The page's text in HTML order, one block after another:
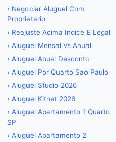
› Negociar Aluguel Com
Proprietario
› Reajuste Acima Indice E Legal
› Aluguel Mensal Vs Anual
› Aluguel Anual Desconto
› Aluguel Por Quarto Sao Paulo
› Aluguel Studio 2026
› Aluguel Kitnet 2026
› Aluguel Apartamento 1 Quarto
SP
› Aluguel Apartamento 2